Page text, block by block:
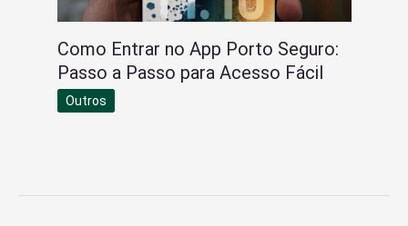
Como Entrar no App Porto Seguro:
Passo a Passo para Acesso Fácil
Outros